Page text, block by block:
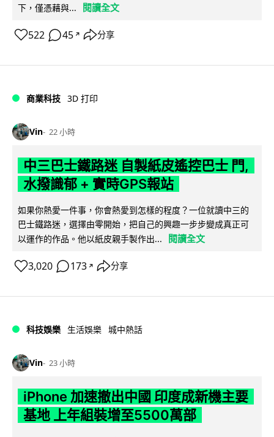
下，僅憑藉與...
閱讀全文
522 45 ↗ 分享
商業科技 3D 打印
Vin 22 小時
中三巴士鐵路迷 自製紙皮遙控巴士 門,
水撥識郁 + 實時GPS報站
如果你熱愛一件事，你會熱愛到怎樣的程度？一位就讀中三的
巴士鐵路迷，選擇由零開始，把自己的興趣一步步變成真正可
以運作的作品。他以紙皮親手製作出...
閱讀全文
3,020 173 ↗ 分享
科技娛樂 生活娛樂 城中熱話
Vin 23 小時
iPhone 加速撤出中國 印度成新機主要
基地 上年組裝增至5500萬部